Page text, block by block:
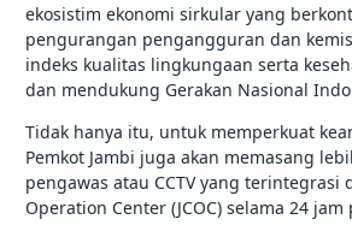
ekosistim ekonomi sirkular yang
pengurangan pengangguran dan
indeks kualitas lingkungaan serta
dan mendukung Gerakan Nasional
Tidak hanya itu, untuk memperkuat
Pemkot Jambi juga akan memasang
pengawas atau CCTV yang terintegrasi
Operation Center (JCOC) selama 24 jam